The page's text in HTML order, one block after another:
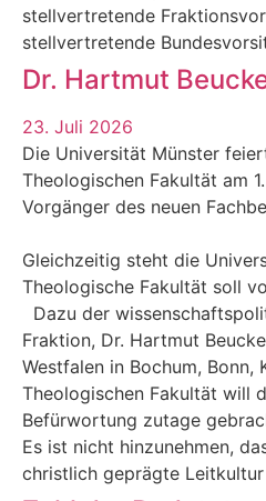
stellvertretende
stellvertretende
Dr. Hartmut
23. Juli 2026
Die Universität Münster
Theologischen Fakultät am
Vorgänger des neuen
Gleichzeitig steht die
Theologische Fakultät soll
Dazu der
Fraktion, Dr. Hartmut
Westfalen in Bochum, Bonn,
Theologischen Fakultät will
Befürwortung zutage
Es ist nicht hinzunehmen,
christlich geprägte Leitkultur